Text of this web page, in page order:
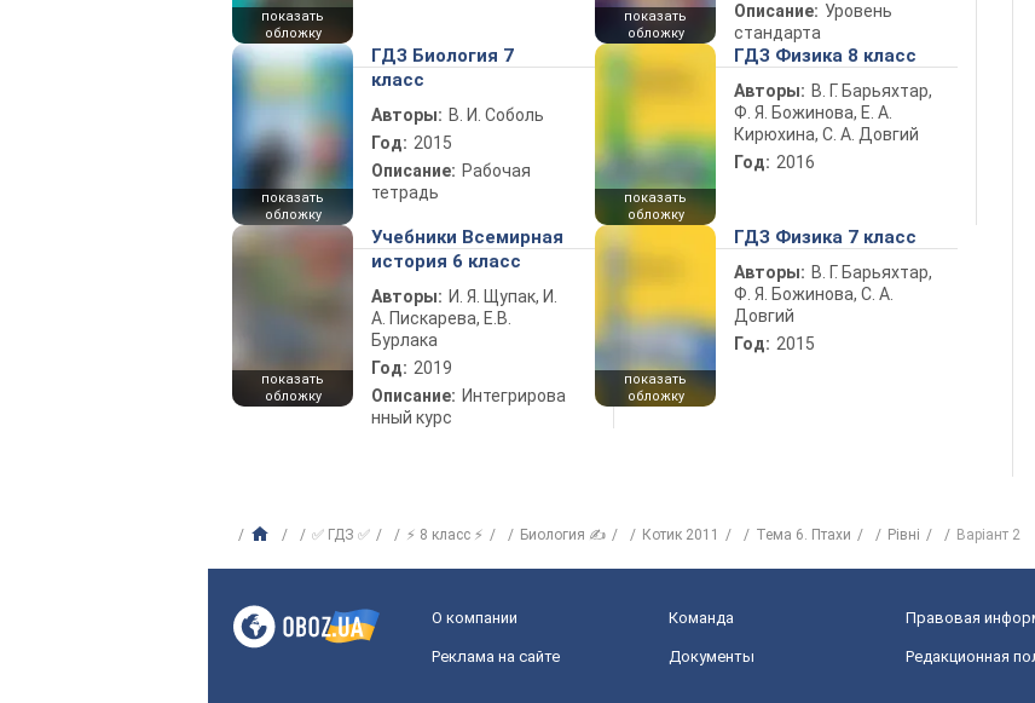
показать
обложку
показать
обложку
Описание: Уровень
стандарта
показать
обложку
ГДЗ Биология 7
класс
Авторы: В. И. Соболь
Год: 2015
Описание: Рабочая
тетрадь
показать
обложку
ГДЗ Физика 8 класс
Авторы: В. Г. Барьяхтар,
Ф. Я. Божинова, Е. А.
Кирюхина, С. А. Довгий
Год: 2016
показать
обложку
Учебники Всемирная
история 6 класс
Авторы: И. Я. Щупак, И.
А. Пискарева, Е.В.
Бурлака
Год: 2019
Описание: Интегрирова
нный курс
показать
обложку
ГДЗ Физика 7 класс
Авторы: В. Г. Барьяхтар,
Ф. Я. Божинова, С. А.
Довгий
Год: 2015
✅ ГДЗ ✅ ⚡ 8 класс ⚡ Биология ✍ Котик 2011 Тема 6. Птахи Рівні Варіант 2
О компании Команда Правовая
Реклама на сайте Документы Редакционная